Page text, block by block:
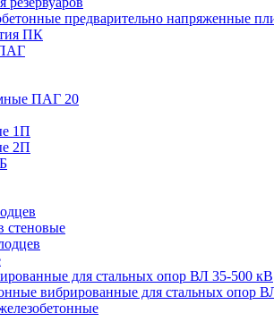
предварительно напряженные
ПК
ПАГ 20
1П
2П
стеновые
для стальных опор ВЛ 35-500 кВ
вибрированные для стальных опор